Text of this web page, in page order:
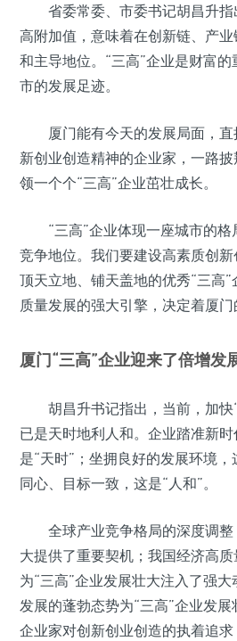
省委常委、市委书记胡昌升指
高附加值，意味着在创新链、产
和主导地位。“三高”企业是财富
市的发展足迹。
厦门能有今天的发展局面，
新创业创造精神的企业家，一路
领一个个“三高”企业茁壮成长。
“三高”企业体现一座城市的
竞争地位。我们要建设高素质创
顶天立地、铺天盖地的优秀“三高”
质量发展的强大引擎，决定着厦门
厦门“三高”企业迎来了倍增发
胡昌升书记指出，当前，加快
已是天时地利人和。企业踏准新
是“天时”；坐拥良好的发展环境，
同心、目标一致，这是“人和”。
全球产业竞争格局的深度调
大提供了重要契机；我国经济高质
为“三高”企业发展壮大注入了强
发展的蓬勃态势为“三高”企业发展
企业家对创新创业创造的执着追